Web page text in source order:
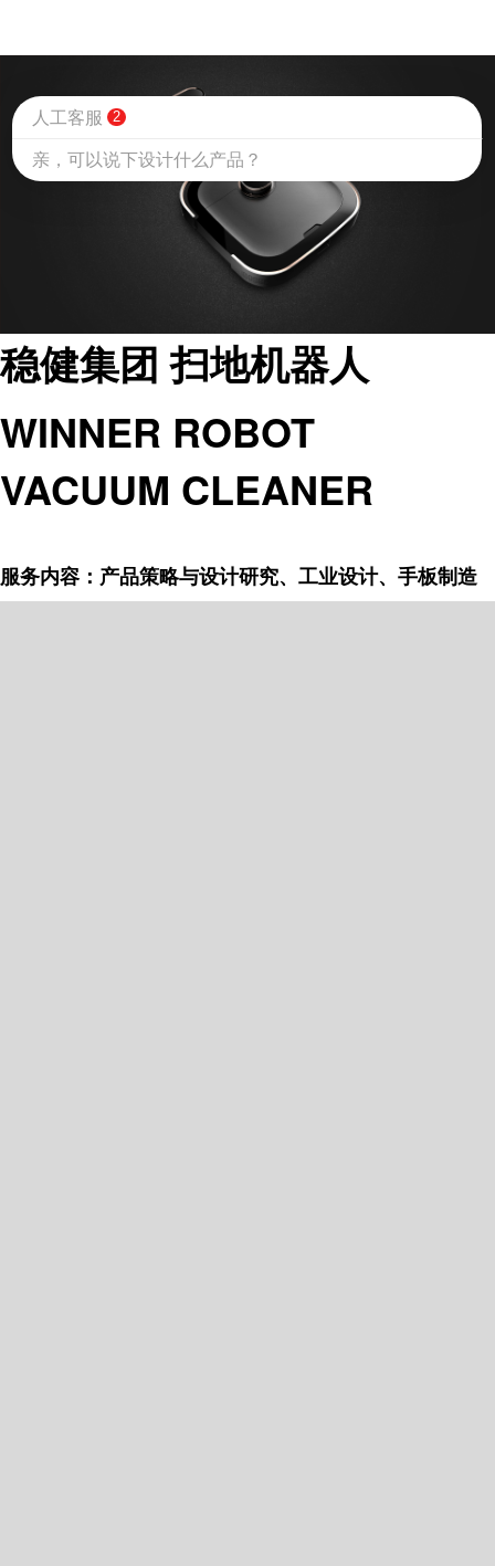
稳健集团 扫地机器人
WINNER ROBOT
VACUUM CLEANER
服务内容：产品策略与设计研究、工业设计、手板制造
人工客服 2
亲，可以说下设计什么产品？